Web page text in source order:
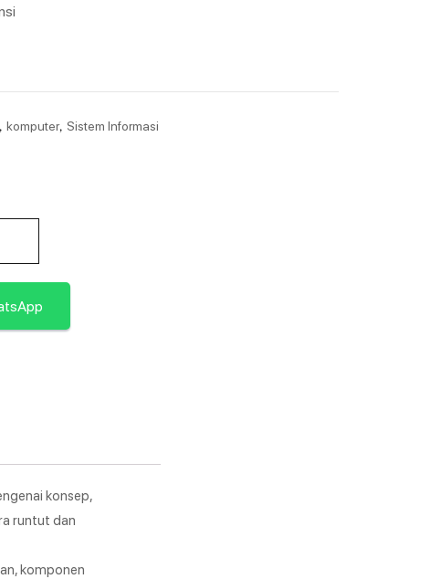
, komputer, Sistem Informasi
konsep,
runtut dan
komponen